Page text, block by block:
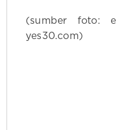
(sumber foto:
yes30.com)